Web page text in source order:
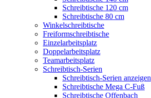
Schreibtische 120 cm
Schreibtische 80 cm
Winkelschreibtische
Freiformschreibtische
Einzelarbeitsplatz
Doppelarbeitsplatz
Teamarbeitsplatz
Schreibtisch-Serien
Schreibtisch-Serien anzeigen
Schreibtische Mega C-Fuß
Schreibtische Offenbach